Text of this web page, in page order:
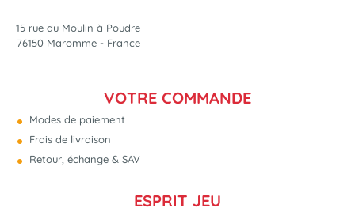
15 rue du Moulin à Poudre
76150 Maromme - France
VOTRE COMMANDE
Modes de paiement
Frais de livraison
Retour, échange & SAV
ESPRIT JEU